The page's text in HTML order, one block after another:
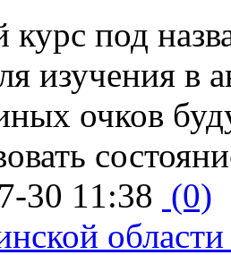
под
изучения
очков
30 11:38 (0)